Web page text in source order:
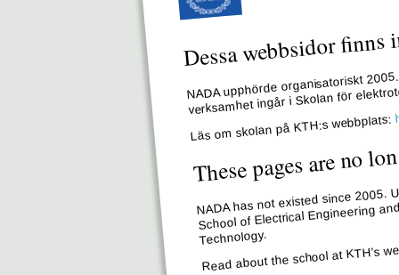
Dessa webbsidor
NADA upphörde organisatoriskt
verksamhet ingår i Skolan för
Läs om skolan på KTH:s webbplats:
These pages are no
NADA has not existed since
School of Electrical Engineering
Technology.
Read about the school at KTH’s